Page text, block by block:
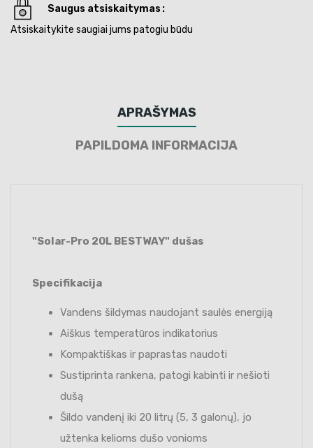
Saugus atsiskaitymas
Atsiskaitykite saugiai jums patogiu būdu
APRAŠYMAS
PAPILDOMA INFORMACIJA
"Solar-Pro 20L BESTWAY" dušas
Specifikacija
Vandens šildymas naudojant saulės energiją
Aiškus temperatūros indikatorius
Kompaktiškas ir paprastas naudoti
Sustiprinta rankena, patogi kabinti ir nešioti
dušą
Šildo vandenį iki 20 litrų (5, 3 galonų), jo
užtenka kelioms dušo vonioms